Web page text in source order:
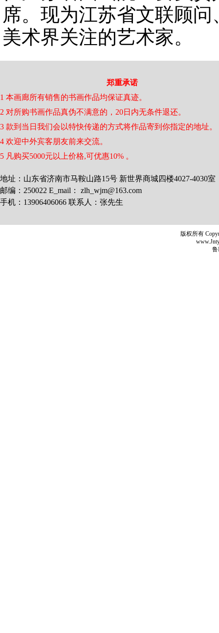
席。现为江苏省文联顾
美术界关注的艺术家。
郑重承诺
1 本画廊所有销售的书画作品均保证真迹。
2 对所购书画作品真伪不满意的，20日内无条件退还。
3 款到当日我们会以特快传递的方式将作品寄到你指定的地址。
4 欢迎中外宾客朋友前来交流。
5 凡购买5000元以上价格,可优惠10% 。
地址：山东省济南市马鞍山路15号 新世界商城四楼4027-4030室
邮编：250022 E_mail： zlh_wjm@163.com
手机：13906406066 联系人：张先生
版权所有
鲁